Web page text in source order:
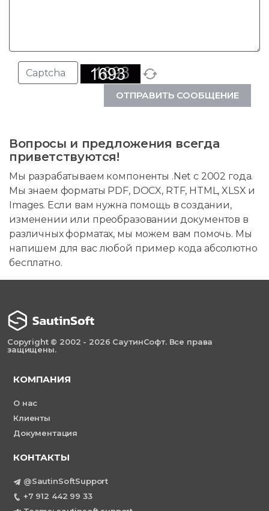
ОТПРАВИТЬ СООБЩЕНИЕ
Вопросы и предложения всегда
приветствуются!
Мы разрабатываем компоненты .Net с 2002 года.
Мы знаем форматы PDF, DOCX, RTF, HTML, XLSX и
Images. Если вам нужна помощь в создании,
изменении или преобразовании документов в
различных форматах, мы можем вам помочь. Мы
напишем для вас любой пример кода абсолютно
бесплатно.
Copyright © 2002 - 2026 СаутинСофт. Все права
защищены.
КОМПАНИЯ
О нас
Клиенты
Документация
КОНТАКТЫ
@SautinSoftSupport
+7 912 442 99 33